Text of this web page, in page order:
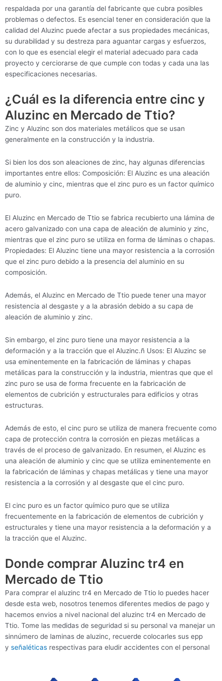
respaldada por una garantía del fabricante que cubra posibles
problemas o defectos. Es esencial tener en consideración que la
calidad del Aluzinc puede afectar a sus propiedades mecánicas,
su durabilidad y su destreza para aguantar cargas y esfuerzos,
con lo que es esencial elegir el material adecuado para cada
proyecto y cerciorarse de que cumple con todas y cada una las
especificaciones necesarias.
¿Cuál es la diferencia entre cinc y
Aluzinc en Mercado de Ttio?
Zinc y Aluzinc son dos materiales metálicos que se usan
generalmente en la construcción y la industria.
Si bien los dos son aleaciones de zinc, hay algunas diferencias
importantes entre ellos: Composición: El Aluzinc es una aleación
de aluminio y cinc, mientras que el zinc puro es un factor químico
puro.
El Aluzinc en Mercado de Ttio se fabrica recubierto una lámina de
acero galvanizado con una capa de aleación de aluminio y zinc,
mientras que el zinc puro se utiliza en forma de láminas o chapas.
Propiedades: El Aluzinc tiene una mayor resistencia a la corrosión
que el zinc puro debido a la presencia del aluminio en su
composición.
Además, el Aluzinc en Mercado de Ttio puede tener una mayor
resistencia al desgaste y a la abrasión debido a su capa de
aleación de aluminio y zinc.
Sin embargo, el zinc puro tiene una mayor resistencia a la
deformación y a la tracción que el Aluzinc.ñ Usos: El Aluzinc se
usa eminentemente en la fabricación de láminas y chapas
metálicas para la construcción y la industria, mientras que que el
zinc puro se usa de forma frecuente en la fabricación de
elementos de cubrición y estructurales para edificios y otras
estructuras.
Además de esto, el cinc puro se utiliza de manera frecuente como
capa de protección contra la corrosión en piezas metálicas a
través de el proceso de galvanizado. En resumen, el Aluzinc es
una aleación de aluminio y cinc que se utiliza eminentemente en
la fabricación de láminas y chapas metálicas y tiene una mayor
resistencia a la corrosión y al desgaste que el cinc puro.
El cinc puro es un factor químico puro que se utiliza
frecuentemente en la fabricación de elementos de cubrición y
estructurales y tiene una mayor resistencia a la deformación y a
la tracción que el Aluzinc.
Donde comprar Aluzinc tr4 en
Mercado de Ttio
Para comprar el aluzinc tr4 en Mercado de Ttio lo puedes hacer
desde esta web, nosotros tenemos diferentes medios de pago y
hacemos envios a nivel nacional del aluzinc tr4 en Mercado de
Ttio. Tome las medidas de seguridad si su personal va manejar un
sinnúmero de laminas de aluzinc, recuerde colocarles sus epp
y señaléticas respectivas para eludir accidentes con el personal